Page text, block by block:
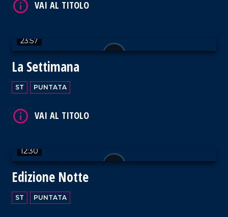
23:57
La Settimana
ST PUNTATA
12:30
Edizione Notte
ST PUNTATA
VAI AL TITOLO